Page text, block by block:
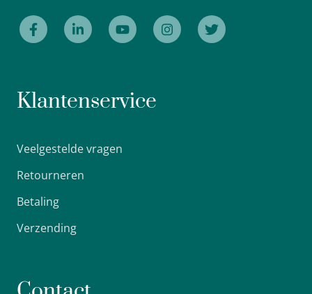
Klantenservice
Veelgestelde vragen
Retourneren
Betaling
Verzending